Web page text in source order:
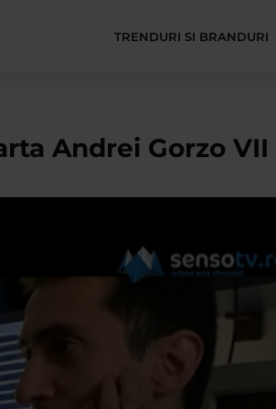
TRENDURI SI BRANDURI
Andrei Gorzo VII